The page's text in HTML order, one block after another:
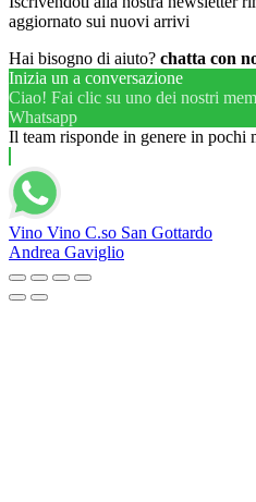
aggiornato sui nuovi arrivi
Hai bisogno di aiuto? chatta con
Inizia un a conversazione
Ciao! Fai clic su uno dei nostri
Whatsapp
Il team risponde in genere in pochi
Vino Vino C.so San Gottardo
Andrea Gaviglio